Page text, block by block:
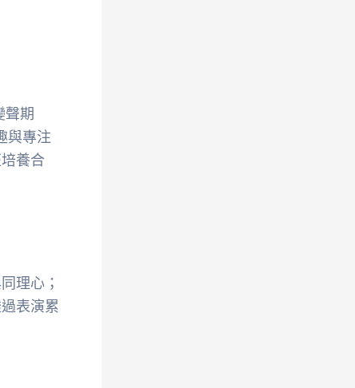
聲期
與專注
養合
理心；
表演累